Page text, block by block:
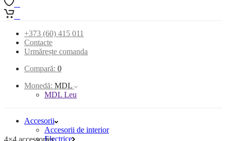
+373 (60) 415 011
Contacte
Urmărește comanda
Compară: 0
Monedă: MDL
MDL Leu
Accesorii
Accesorii de interior
Electrice
4×4 accessories